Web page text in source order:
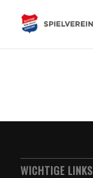
WICHTIGE LINKS